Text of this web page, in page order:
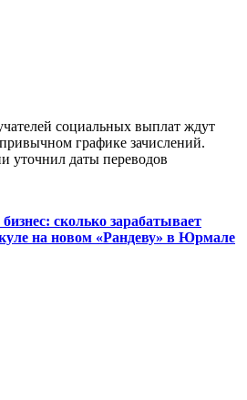
социальных выплат ждут
графике зачислений.
уточнил даты переводов
сколько зарабатывает
на новом «Рандеву» в Юрмале